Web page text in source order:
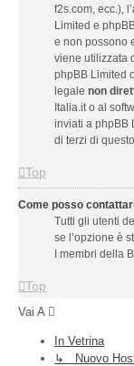
f2s.com, ecc.),
Limited e
e non possono
viene utilizzata
phpBB Limited
legale non
Italia.it o al
inviati a phpBB
di terzi di
Top
Come posso
Tutti gli utenti
se l’opzione è
I membri della
Top
Vai A
In Vetrina
↳ Nuovo